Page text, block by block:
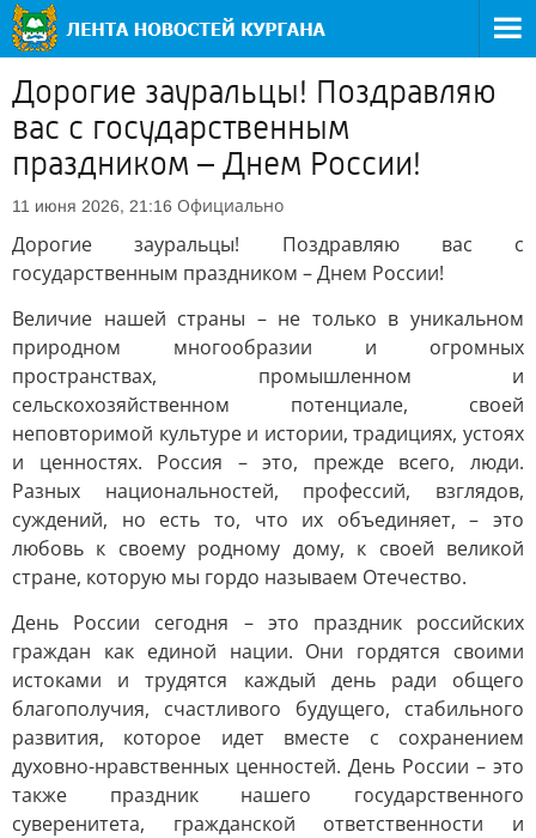
Дорогие зауральцы! Поздравляю
вас с государственным
праздником – Днем России!
11 июня 2026, 21:16 Официально
Дорогие зауральцы! Поздравляю вас с
государственным праздником – Днем России!
Величие нашей страны – не только в уникальном
природном многообразии и огромных
пространствах, промышленном и
сельскохозяйственном потенциале, своей
неповторимой культуре и истории, традициях, устоях
и ценностях. Россия – это, прежде всего, люди.
Разных национальностей, профессий, взглядов,
суждений, но есть то, что их объединяет, – это
любовь к своему родному дому, к своей великой
стране, которую мы гордо называем Отечество.
День России сегодня – это праздник российских
граждан как единой нации. Они гордятся своими
истоками и трудятся каждый день ради общего
благополучия, счастливого будущего, стабильного
развития, которое идет вместе с сохранением
духовно-нравственных ценностей. День России – это
также праздник нашего государственного
суверенитета, гражданской ответственности и